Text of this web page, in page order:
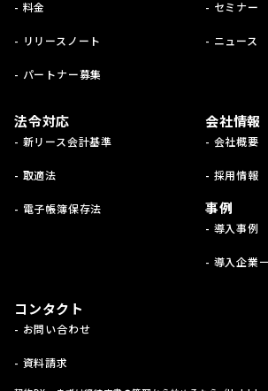
- 料金
- リリースノート
- パートナー募集
- セミナー
- ニュース
法令対応
- 新リース会計基準
- 取適法
- 電子帳簿保存法
会社情報
- 会社概要
- 採用情報
事例
- 導入事例
- 導入企業
コンタクト
- お問い合わせ
- 資料請求